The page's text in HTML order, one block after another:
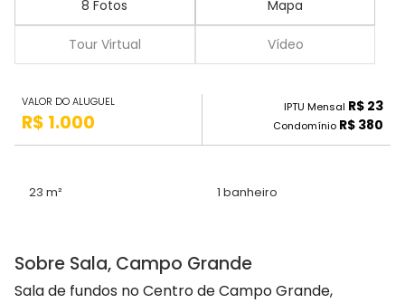
8 Fotos Mapa
Tour Virtual Vídeo
VALOR DO ALUGUEL
R$ 1.000
IPTU Mensal R$ 23
Condomínio R$ 380
23 m² 1 banheiro
Sobre Sala, Campo Grande
Sala de fundos no Centro de Campo Grande,